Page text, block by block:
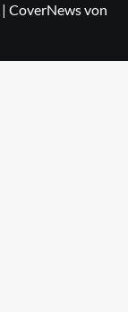
| CoverNewsvon